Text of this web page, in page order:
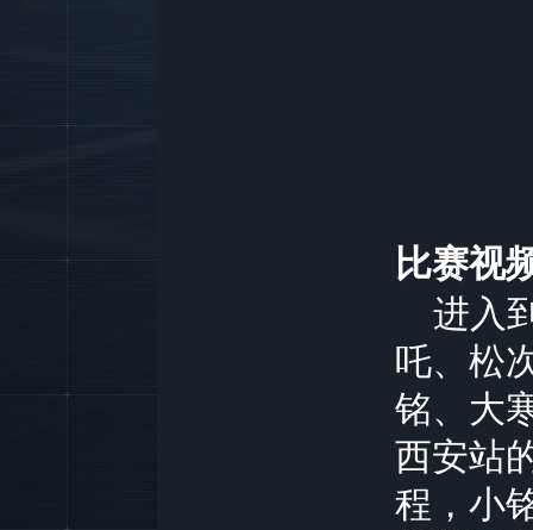
比赛视
进入
吒、松
铭、大
西安站
程，小